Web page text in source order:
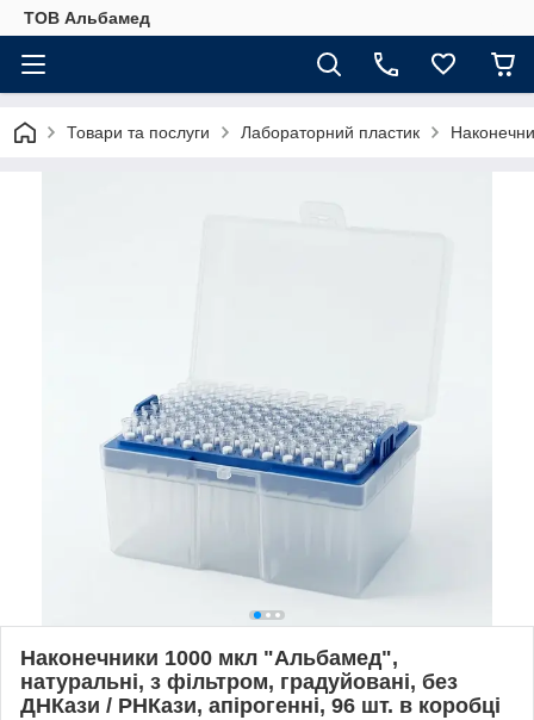
ТОВ Альбамед
Товари та послуги Лабораторний пластик
Наконечники 1000 мкл "Альбамед",
натуральні, з фільтром, градуйовані, без
ДНКази / РНКази, апірогенні, 96 шт. в коробці